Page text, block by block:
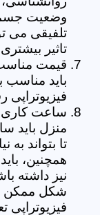
وضعیت
تلفیقی می
تاثیر
قیمت
باید مناسب
فیزیوتراپی
ساعت کاری
منزل باید
تا بتواند
همچنین،
نیز داشته
شکل ممکن
فیزیوتراپی